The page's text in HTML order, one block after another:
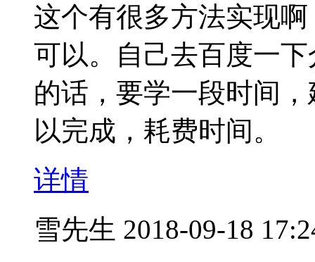
这个有很多方法实现啊
可以。自己去百度一
的话，要学一段时间
以完成，耗费时间。
详情
雪先生 2018-09-18